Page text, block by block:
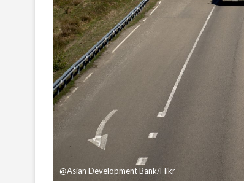
@Asian Development Bank/Flikr